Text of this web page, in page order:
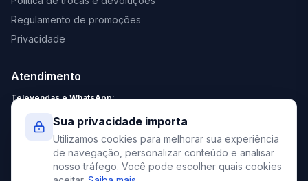
Regulamento de promoções
Privacidade
Atendimento
Televendas e WhatsApp:
Sábado: 9:00 - 13:00
contato@elevato.com.br
+55 51 4042-9413
Sua privacidade importa
Utilizamos cookies para melhorar sua experiência
de navegação, personalizar conteúdo e analisar
nosso tráfego. Você pode escolher quais cookies